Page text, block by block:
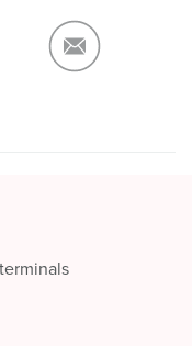
ADD